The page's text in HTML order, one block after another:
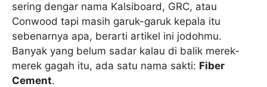
sering dengar nama Kalsiboard, GRC, atau
Conwood tapi masih garuk-garuk kepala itu
sebenarnya apa, berarti artikel ini jodohmu.
Banyak yang belum sadar kalau di balik merek-
merek gagah itu, ada satu nama sakti: Fiber
Cement.